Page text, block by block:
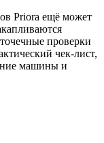
Priora ещё может
проверки
чек-лист,
машины и